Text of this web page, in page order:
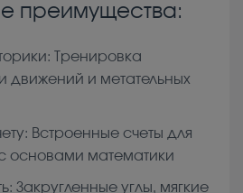
преимущества:
Тренировка
движений и метательных
Встроенные счеты для
основами математики
Закругленные углы, мягкие